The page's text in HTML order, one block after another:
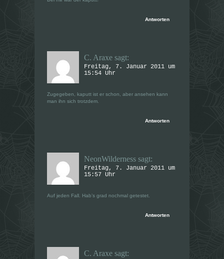
Antworten
C. Araxe sagt:
Freitag, 7. Januar 2011 um
15:54 Uhr
Zugegeben, kaputt ist er schon, aber ansehen kann
man ihn sich trotzdem.
Antworten
NeonWilderness sagt:
Freitag, 7. Januar 2011 um
15:57 Uhr
Auf jeden Fall. Hab’s grad nochmal getestet.
Antworten
C. Araxe sagt: